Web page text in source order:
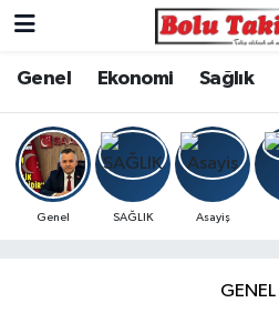
Genel Ekonomi Sağlık
Genel SAĞLIK Asayiş
GENEL